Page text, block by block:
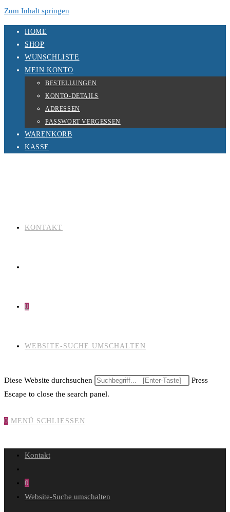
Zum Inhalt springen
HOME
SHOP
WUNSCHLISTE
MEIN KONTO
BESTELLUNGEN
KONTO-DETAILS
ADRESSEN
PASSWORT VERGESSEN
WARENKORB
KASSE
KONTAKT
0
WEBSITE-SUCHE UMSCHALTEN
Diese Website durchsuchen
Press
Escape to close the search panel.
0 MENÜ SCHLIESSEN
Kontakt
0
Website-Suche umschalten